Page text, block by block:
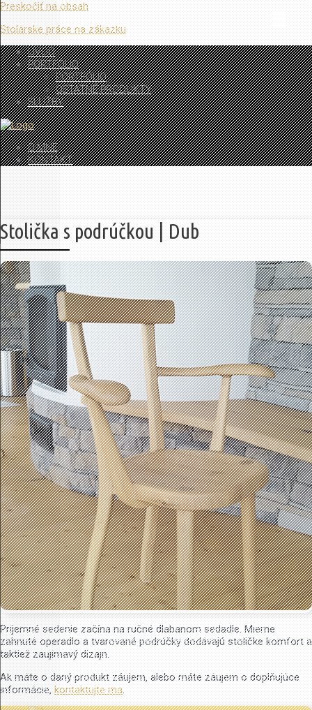
Preskočiť na obsah
Stolárske práce na zákazku
ÚVOD
PORTFÓLIO
PORTFÓLIO
OSTATNÉ PRODUKTY
SLUŽBY
O MNE
KONTAKT
Stolička s podrúčkou | Dub
Príjemné sedenie začína na ručné dlabanom sedadle. Mierne
zahnuté operadlo a tvarované podrúčky dodávajú stoličke komfort a
taktiež zaujímavý dizajn.
Ak máte o daný produkt záujem, alebo máte záujem o doplňujúce
informácie, kontaktujte ma.